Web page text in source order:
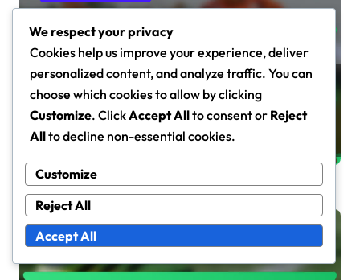
5-4-1 Defensiv Formasjon:
Organisering, Disiplin, Motspill
Marcus Hale Feb 5, 2026
Dannelsesstrategier
We respect your privacy
Cookies help us improve your experience, deliver
personalized content, and analyze traffic. You can
choose which cookies to allow by clicking
Customize. ClickAccept Allto consent or Reject
Allto decline non-essential cookies.
Customize
Reject All
Accept All